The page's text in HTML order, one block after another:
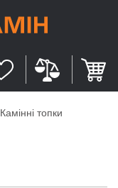
Камінні топки